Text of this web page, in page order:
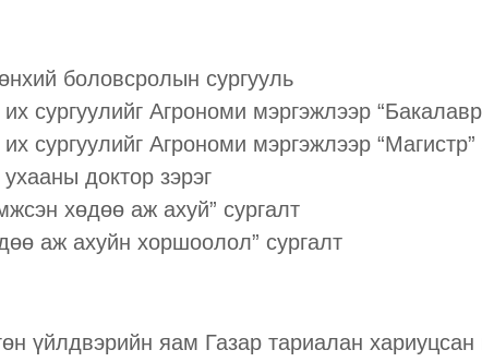
боловсролын сургууль
сургуулийг Агрономи мэргэжлээр
сургуулийг Агрономи мэргэжлээр “Магистр”
доктор зэрэг
хөдөө аж ахуй” сургалт
аж ахуйн хоршоолол” сургалт
үйлдвэрийн яам Газар тариалан хариуцсан